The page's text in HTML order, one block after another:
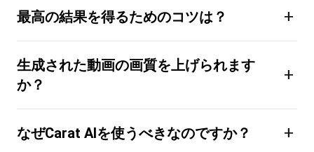
最高の結果を得るためのコツは？ +
生成された動画の画質を上げられます
か？
+
なぜCarat AIを使うべきなのですか？ +